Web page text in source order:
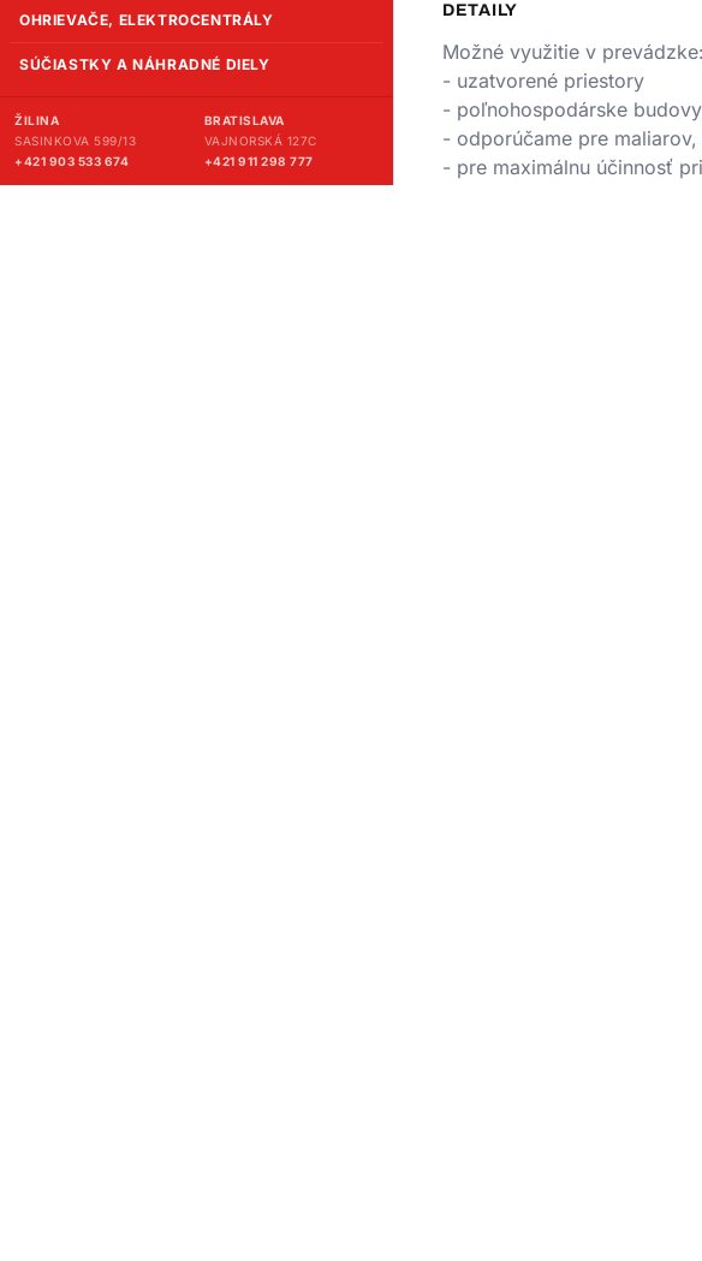
OHRIEVAČE, ELEKTROCENTRÁLY
SÚČIASTKY A NÁHRADNÉ DIELY
ŽILINA
SASINKOVA 599/13
+421 903 533 674
BRATISLAVA
VAJNORSKÁ 127C
+421 911 298 777
DETAILY
Možné využitie v prevádzke:
- uzatvorené priestory
- poľnohospodárske
- odporúčame pre
- pre maximálnu účinnosť